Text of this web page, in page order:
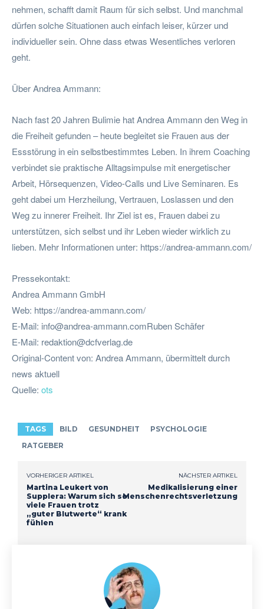
nehmen, schafft damit Raum für sich selbst. Und manchmal
dürfen solche Situationen auch einfach leiser, kürzer und
individueller sein. Ohne dass etwas Wesentliches verloren
geht.
Über Andrea Ammann:
Nach fast 20 Jahren Bulimie hat Andrea Ammann den Weg in
die Freiheit gefunden – heute begleitet sie Frauen aus der
Essstörung in ein selbstbestimmtes Leben. In ihrem Coaching
verbindet sie praktische Alltagsimpulse mit energetischer
Arbeit, Hörsequenzen, Video-Calls und Live Seminaren. Es
geht dabei um Herzheilung, Vertrauen, Loslassen und den
Weg zu innerer Freiheit. Ihr Ziel ist es, Frauen dabei zu
unterstützen, sich selbst und ihr Leben wieder wirklich zu
lieben. Mehr Informationen unter: https://andrea-ammann.com/
Pressekontakt:
Andrea Ammann GmbH
Web: https://andrea-ammann.com/
E-Mail: info@andrea-ammann.comRubenSchäfer
E-Mail: redaktion@dcfverlag.de
Original-Content von: Andrea Ammann, übermittelt durch
news aktuell
Quelle: ots
TAGS BILD GESUNDHEIT
PSYCHOLOGIE
RATGEBER
VORHERIGER ARTIKEL
Martina Leukert von
Supplera: Warum sich so
viele Frauen trotz
„guter Blutwerte“ krank
fühlen
NÄCHSTER ARTIKEL
Medikalisierung einer
Menschenrechtsverletzung